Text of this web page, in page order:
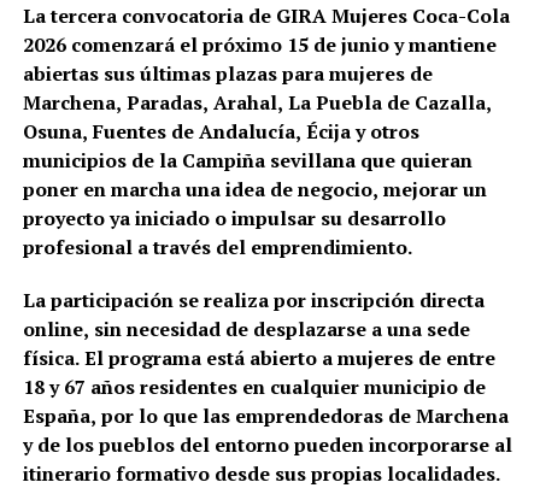
La tercera convocatoria de GIRA Mujeres Coca-Cola
2026 comenzará el próximo 15 de junio y mantiene
abiertas sus últimas plazas para mujeres de
Marchena, Paradas, Arahal, La Puebla de Cazalla,
Osuna, Fuentes de Andalucía, Écija y otros
municipios de la Campiña sevillana que quieran
poner en marcha una idea de negocio, mejorar un
proyecto ya iniciado o impulsar su desarrollo
profesional a través del emprendimiento.
La participación se realiza por inscripción directa
online, sin necesidad de desplazarse a una sede
física. El programa está abierto a mujeres de entre
18 y 67 años residentes en cualquier municipio de
España, por lo que las emprendedoras de Marchena
y de los pueblos del entorno pueden incorporarse al
itinerario formativo desde sus propias localidades.